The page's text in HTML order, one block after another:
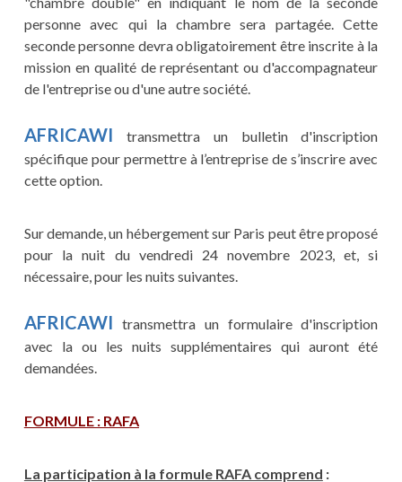
personne avec qui la chambre sera partagée. Cette
seconde personne devra obligatoirement être inscrite à la
mission en qualité de représentant ou d'accompagnateur
de l'entreprise ou d'une autre société.
AFRICAWItransmettra un bulletin d'inscription
spécifique pour permettre à l’entreprise de s’inscrire avec
cette option.
Sur demande, un hébergement sur Paris peut être proposé
pour la nuit du vendredi 24 novembre 2023, et, si
nécessaire, pour les nuits suivantes.
AFRICAWItransmettra un formulaire d'inscription
avec la ou les nuits supplémentaires qui auront été
demandées.
FORMULE : RAFA
La participation à la formule RAFA comprend :